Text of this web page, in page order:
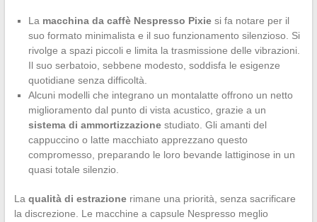
La macchina da caffè Nespresso Pixiesi fa notare per il
suo formato minimalista e il suo funzionamento silenzioso. Si
rivolge a spazi piccoli e limita la trasmissione delle vibrazioni.
Il suo serbatoio, sebbene modesto, soddisfa le esigenze
quotidiane senza difficoltà.
Alcuni modelli che integrano un montalatte offrono un netto
miglioramento dal punto di vista acustico, grazie a un
sistema di ammortizzazionestudiato. Gli amanti del
cappuccino o latte macchiato apprezzano questo
compromesso, preparando le loro bevande lattiginose in un
quasi totale silenzio.
La qualità di estrazionerimane una priorità, senza sacrificare
la discrezione. Le macchine a capsule Nespresso meglio